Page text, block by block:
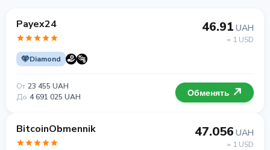
Payex24
Diamond
46.91 UAH
= 1 USD
От 23 455 UAH
До 4 691 025 UAH Обменять
BitcoinObmennik 47.056 UAH
= 1 USD